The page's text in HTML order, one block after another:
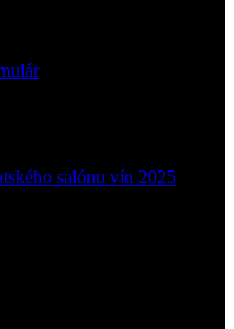
salónu vín 2025